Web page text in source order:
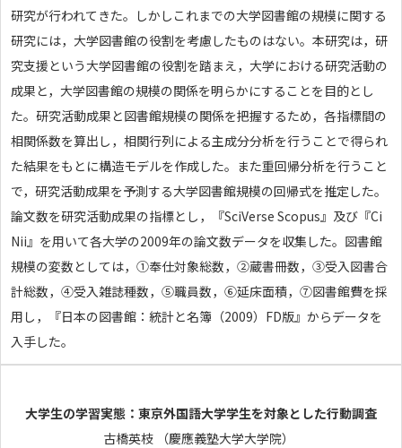
研究が行われてきた。しかしこれまでの大学図書館の規模に関する
研究には，大学図書館の役割を考慮したものはない。本研究は，研
究支援という大学図書館の役割を踏まえ，大学における研究活動の
成果と，大学図書館の規模の関係を明らかにすることを目的とし
た。研究活動成果と図書館規模の関係を把握するため，各指標間の
相関係数を算出し，相関行列による主成分分析を行うことで得られ
た結果をもとに構造モデルを作成した。また重回帰分析を行うこと
で，研究活動成果を予測する大学図書館規模の回帰式を推定した。
論文数を研究活動成果の指標とし，『SciVerse Scopus』及び『Ci
Nii』を用いて各大学の2009年の論文数データを収集した。図書館
規模の変数としては，①奉仕対象総数，②蔵書冊数，③受入図書合
計総数，④受入雑誌種数，⑤職員数，⑥延床面積，⑦図書館費を採
用し，『日本の図書館：統計と名簿（2009）FD版』からデータを
入手した。
大学生の学習実態：東京外国語大学学生を対象とした行動調査
古橋英枝 （慶應義塾大学大学院）